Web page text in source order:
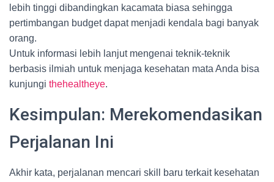
lebih tinggi dibandingkan kacamata biasa sehingga
pertimbangan budget dapat menjadi kendala bagi banyak
orang.
Untuk informasi lebih lanjut mengenai teknik-teknik
berbasis ilmiah untuk menjaga kesehatan mata Anda bisa
kunjungi thehealtheye.
Kesimpulan: Merekomendasikan
Perjalanan Ini
Akhir kata, perjalanan mencari skill baru terkait kesehatan